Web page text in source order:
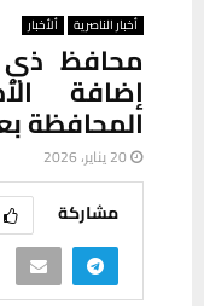
أخبار الناصرية ألأخبار
محافظ ذي
إضافة
المحافظة
20 يناير، 2026
مشاركة